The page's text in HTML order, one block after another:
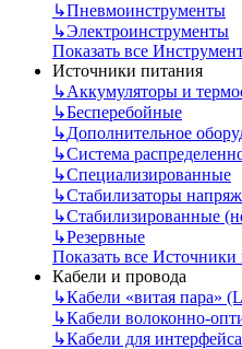
↳Пневмоинструменты
↳Электроинструменты
Показать все
Источники питания
↳Аккумуляторы и
↳Бесперебойные
↳Дополнительное
↳Система
↳Специализированные
↳Стабилизаторы
↳Стабилизированные
↳Резервные
Показать все Источники
Кабели и провода
↳Кабели «витая пара»
↳Кабели волоконно-
↳Кабели для интерфейса